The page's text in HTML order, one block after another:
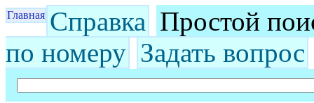
Главная Справка Простой
по номеру Задать вопрос